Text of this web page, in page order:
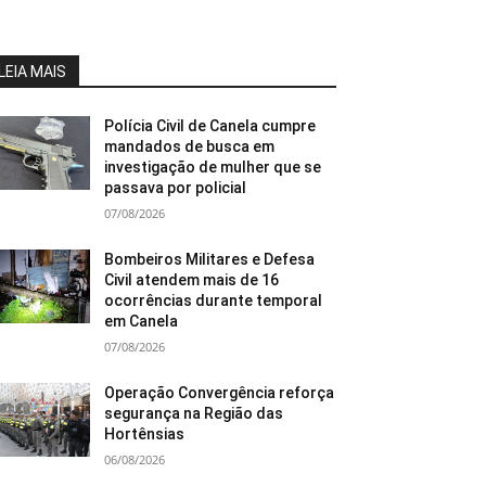
MAIS
Polícia Civil de Canela cumpre
mandados de busca em
investigação de mulher que se
passava por policial
07/08/2026
Bombeiros Militares e Defesa
Civil atendem mais de 16
ocorrências durante temporal
em Canela
07/08/2026
Operação Convergência reforça
segurança na Região das
Hortênsias
06/08/2026